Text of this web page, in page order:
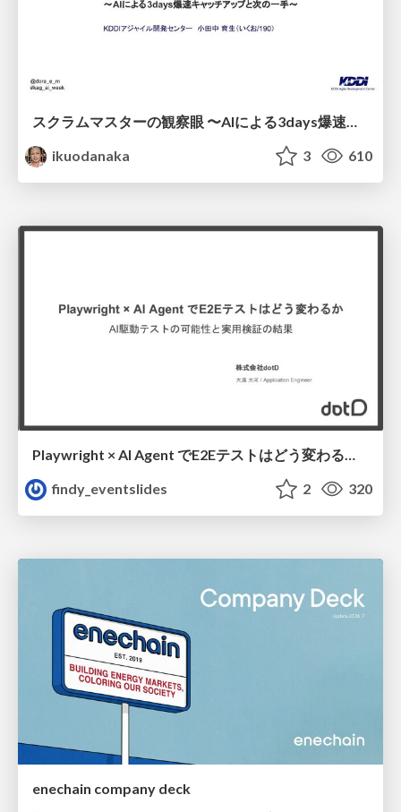
ikuodanaka
3 610
Playwright × AI Agent でE2Eテストはどう変わるか AI駆動テストの可能性と実用検証の結果 _0721
findy_eventslides
2 320
enechain company deck